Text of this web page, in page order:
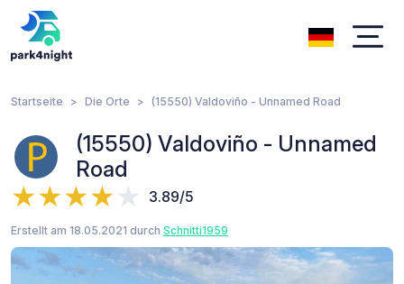
Startseite Die Orte (15550) Valdoviño - Unnamed Road
(15550) Valdoviño - Unnamed
Road
3.89/5
Erstellt am 18.05.2021 durch Schnitti1959